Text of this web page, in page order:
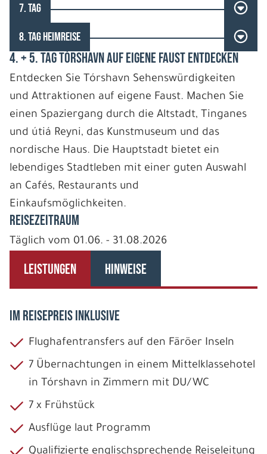
7. TAG
8. TAG HEIMREISE
4. + 5. TAG TÓRSHAVN AUF EIGENE FAUST ENTDECKEN
Entdecken Sie Tórshavn Sehenswürdigkeiten
und Attraktionen auf eigene Faust. Machen Sie
einen Spaziergang durch die Altstadt, Tinganes
und útiá Reyni, das Kunstmuseum und das
nordische Haus. Die Hauptstadt bietet ein
lebendiges Stadtleben mit einer guten Auswahl
an Cafés, Restaurants und
Einkaufsmöglichkeiten.
REISEZEITRAUM
Täglich vom 01.06. - 31.08.2026
LEISTUNGEN HINWEISE
IM REISEPREIS INKLUSIVE
Flughafentransfers auf den Färöer Inseln
7 Übernachtungen in einem Mittelklassehotel
in Tórshavn in Zimmern mit DU/WC
7 x Frühstück
Ausflüge laut Programm
Qualifizierte englischsprechende Reiseleitung